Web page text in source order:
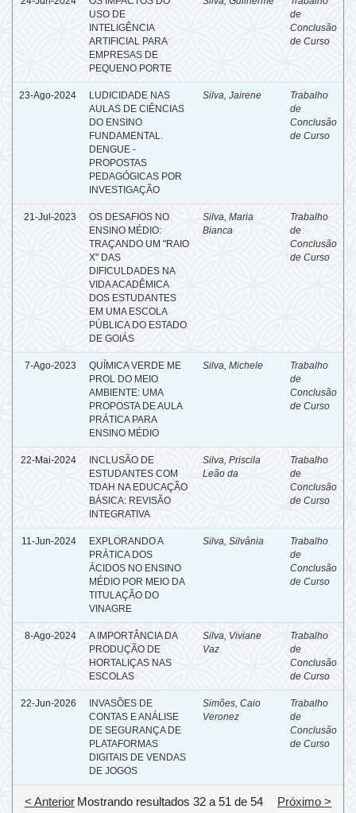
USO DE
INTELIGÊNCIA
ARTIFICIAL PARA
EMPRESAS DE
PEQUENO PORTE
de
Conclusão
de Curso
23-Ago-2024
LUDICIDADE NAS
AULAS DE CIÊNCIAS
DO ENSINO
FUNDAMENTAL.
DENGUE -
PROPOSTAS
PEDAGÓGICAS POR
INVESTIGAÇÃO
Silva, Jairene
Trabalho
de
Conclusão
de Curso
21-Jul-2023
OS DESAFIOS NO
ENSINO MÉDIO:
TRAÇANDO UM "RAIO
X" DAS
DIFICULDADES NA
VIDA ACADÊMICA
DOS ESTUDANTES
EM UMA ESCOLA
PÚBLICA DO ESTADO
DE GOIÁS
Silva, Maria
Bianca
Trabalho
de
Conclusão
de Curso
7-Ago-2023
QUÍMICA VERDE ME
PROL DO MEIO
AMBIENTE: UMA
PROPOSTA DE AULA
PRÁTICA PARA
ENSINO MÉDIO
Silva, Michele
Trabalho
de
Conclusão
de Curso
22-Mai-2024
INCLUSÃO DE
ESTUDANTES COM
TDAH NA EDUCAÇÃO
BÁSICA: REVISÃO
INTEGRATIVA
Silva, Priscila
Leão da
Trabalho
de
Conclusão
de Curso
11-Jun-2024
EXPLORANDO A
PRÁTICA DOS
ÁCIDOS NO ENSINO
MÉDIO POR MEIO DA
TITULAÇÃO DO
VINAGRE
Silva, Silvânia
Trabalho
de
Conclusão
de Curso
8-Ago-2024
A IMPORTÂNCIA DA
PRODUÇÃO DE
HORTALIÇAS NAS
ESCOLAS
Silva, Viviane
Vaz
Trabalho
de
Conclusão
de Curso
22-Jun-2026
INVASÕES DE
CONTAS E ANÁLISE
DE SEGURANÇA DE
PLATAFORMAS
DIGITAIS DE VENDAS
DE JOGOS
Simões, Caio
Veronez
Trabalho
de
Conclusão
de Curso
Mostrando resultados 32 a 51 de 54
< Anterior Próximo >